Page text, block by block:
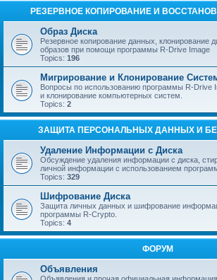
РЕЗЕРВНОЕ КОПИРОВАНИЕ И
Образ Диска
Резервное копирование данных, клонирование
образов при помощи программы R-Drive Image
Topics: 196
Мигрирование и Клонирование
Вопросы по использованию программы R-Drive
и клонирование компьютерных систем.
Topics: 2
ЗАЩИТА ПЕРСОНАЛЬНЫХ ДАННЫХ И
Удаление Информации с Диска
Обсуждение удаления информации с диска,
личной информации с использованием
Topics: 329
Шифрование Диска
Защита личных данных и шифрование
программы R-Crypto.
Topics: 4
ФОРУМ
Объявления